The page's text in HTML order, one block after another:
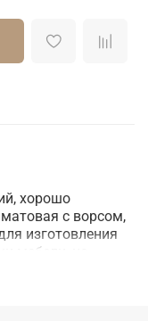
хорошо
с ворсом,
изготовления
мебели, не
бережная